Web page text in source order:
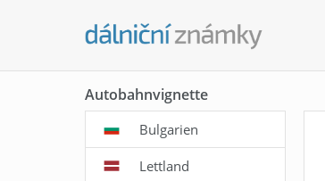
Autobahnvignette
Bulgarien
Lettland